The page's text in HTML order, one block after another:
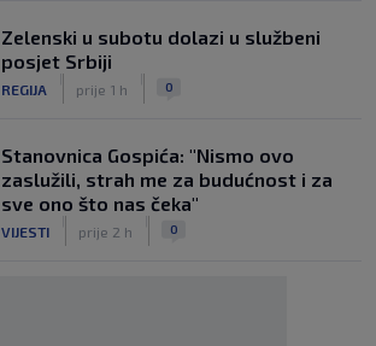
Zelenski u subotu dolazi u službeni
posjet Srbiji
REGIJA prije 1 h 0
Stanovnica Gospića: "Nismo ovo
zaslužili, strah me za budućnost i za
sve ono što nas čeka"
VIJESTI prije 2 h 0